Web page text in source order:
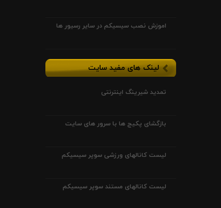
اموزش نصب سیسیکم در سایر رسیور ها
لینک های مفید سایت
تمدید شیرینگ اینترنتی
بازگشای پکیج ها با سرور های سایت
لیست کانالهای ورزشی سوپر سیسیکم
لیست کانالهای مستند سوپر سیسیکم